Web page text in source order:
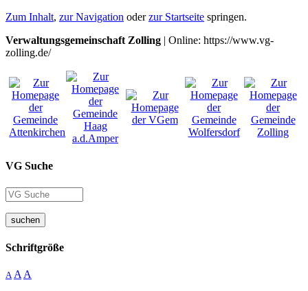
Zum Inhalt, zur Navigation oderzur Startseite springen.
Verwaltungsgemeinschaft Zolling | Online: https://www.vg-
zolling.de/
VG Suche
suchen
Schriftgröße
A A A